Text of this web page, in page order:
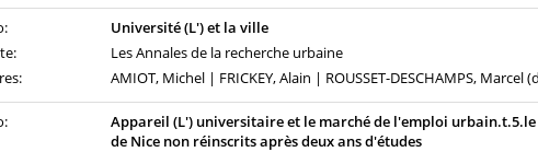
Université (L') et la ville
Les Annales de la recherche urbaine
AMIOT, Michel | FRICKEY, Alain | ROUSSET-DESCHAMPS, Marcel
Appareil (L') universitaire et le marché de l'emploi
de Nice non réinscrits après deux ans d'études